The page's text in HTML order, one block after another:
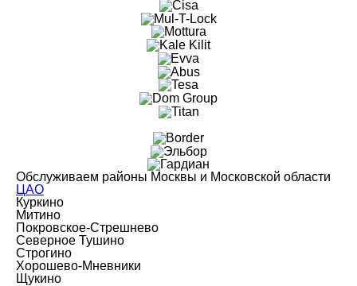
Обслуживаем районы Москвы и Московской области
ЦАО
Куркино
Митино
Покровское-Стрешнево
Северное Тушино
Строгино
Хорошево-Мневники
Щукино